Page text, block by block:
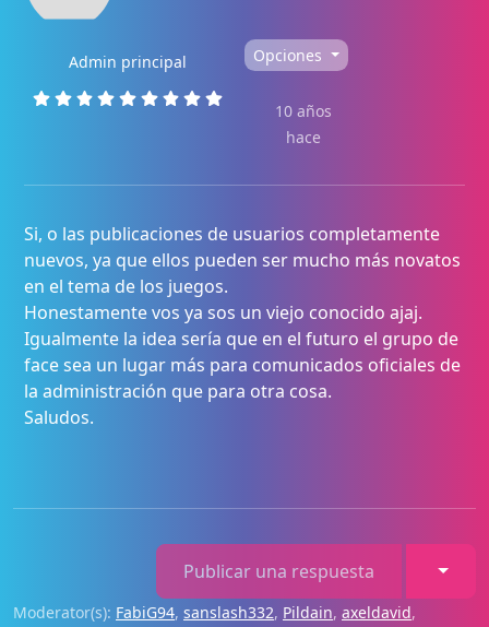
Admin principal Opciones
10 años
hace
Si, o las publicaciones de usuarios completamente
nuevos, ya que ellos pueden ser mucho más novatos
en el tema de los juegos.
Honestamente vos ya sos un viejo conocido ajaj.
Igualmente la idea sería que en el futuro el grupo de
face sea un lugar más para comunicados oficiales de
la administración que para otra cosa.
Saludos.
Publicar una respuesta
Moderator(s): FabiG94, sanslash332, Pildain, axeldavid,